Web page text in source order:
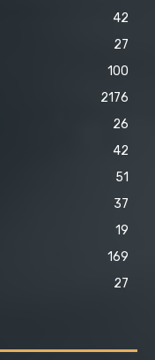
42
27
100
2176
26
42
51
37
19
169
27